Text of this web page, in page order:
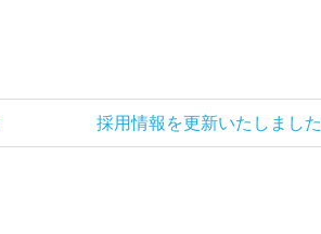
次
の
採用情報を更新いたしました